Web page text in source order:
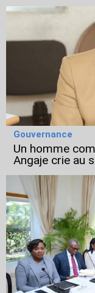
Gouvernance
Un homme
Angaje crie au